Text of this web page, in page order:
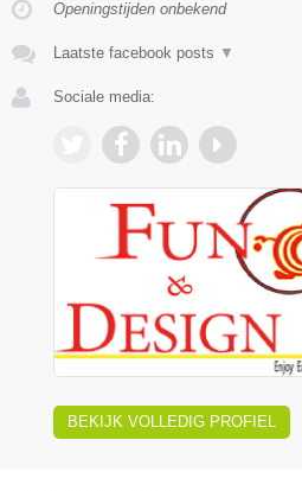
Openingstijden onbekend
Laatste facebook posts ▼
Sociale media:
BEKIJK VOLLEDIG PROFIEL